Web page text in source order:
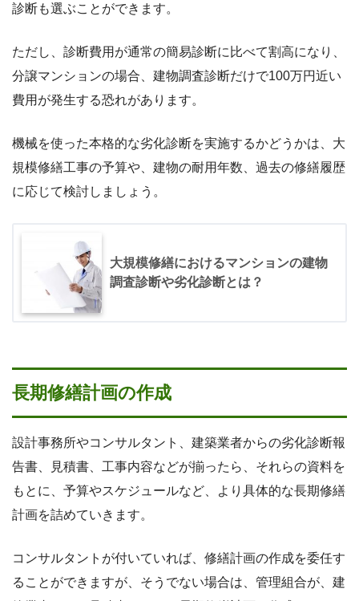
診断も選ぶことができます。
ただし、診断費用が通常の簡易診断に比べて割高になり、
分譲マンションの場合、建物調査診断だけで100万円近い
費用が発生する恐れがあります。
機械を使った本格的な劣化診断を実施するかどうかは、大
規模修繕工事の予算や、建物の耐用年数、過去の修繕履歴
に応じて検討しましょう。
大規模修繕におけるマンションの建物
調査診断や劣化診断とは？
長期修繕計画の作成
設計事務所やコンサルタント、建築業者からの劣化診断報
告書、見積書、工事内容などが揃ったら、それらの資料を
もとに、予算やスケジュールなど、より具体的な長期修繕
計画を詰めていきます。
コンサルタントが付いていれば、修繕計画の作成を委任す
ることができますが、そうでない場合は、管理組合が、建